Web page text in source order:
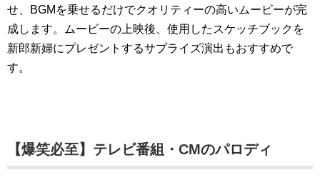
せ、BGMを乗せるだけでクオリティーの高いムービーが完
成します。ムービーの上映後、使用したスケッチブックを
新郎新婦にプレゼントするサプライズ演出もおすすめで
す。
【爆笑必至】テレビ番組・CMのパロディ